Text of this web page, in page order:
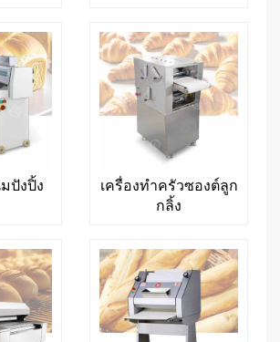
ปังปิ้ง
เครื่องทำครัวซองต์ลูก
กลิ้ง